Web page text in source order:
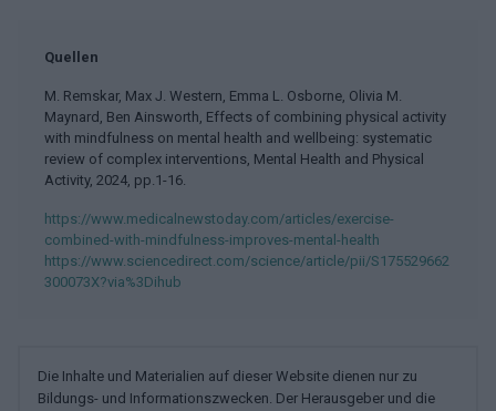
Quellen
M. Remskar, Max J. Western, Emma L. Osborne, Olivia M.
Maynard, Ben Ainsworth, Effects of combining physical activity
with mindfulness on mental health and wellbeing: systematic
review of complex interventions, Mental Health and Physical
Activity, 2024, pp.1-16.
https://www.medicalnewstoday.com/articles/exercise-
combined-with-mindfulness-improves-mental-health
https://www.sciencedirect.com/science/article/pii/S175529662
300073X?via%3Dihub
Die Inhalte und Materialien auf dieser Website dienen nur zu
Bildungs- und Informationszwecken. Der Herausgeber und die